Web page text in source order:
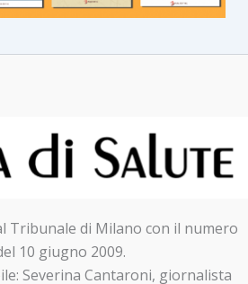
Tribunale di Milano con il numero
10 giugno 2009.
Severina Cantaroni, giornalista